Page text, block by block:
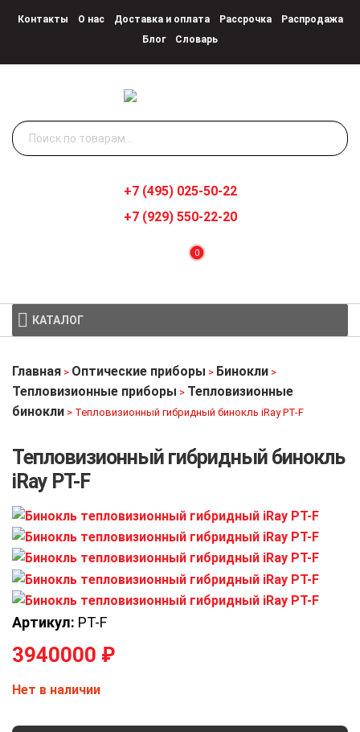
Контакты О нас Доставка и оплата Рассрочка
Распродажа
Блог
Словарь
Искать:
0
+7 (495) 025-50-22
+7 (929) 550-22-20
КАТАЛОГ
Главная > Оптические приборы > Бинокли >
Тепловизионные приборы > Тепловизионные
бинокли > Тепловизионный гибридный бинокль iRay PT-F
Тепловизионный гибридный бинокль
iRay PT-F
Артикул: PT-F
3940000 ₽
Нет в наличии